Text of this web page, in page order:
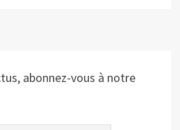
abonnez-vous à notre